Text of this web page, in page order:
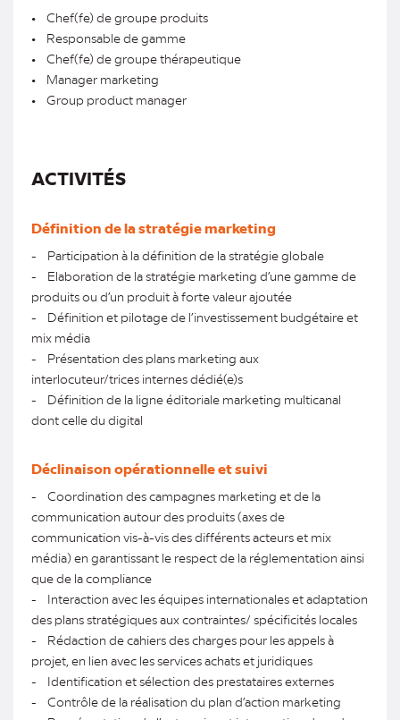
• Chef(fe) de groupe produits
• Responsable de gamme
• Chef(fe) de groupe thérapeutique
• Manager marketing
• Group product manager
ACTIVITÉS
Définition de la stratégie marketing
- Participation à la définition de la stratégie globale
- Elaboration de la stratégie marketing d’une gamme de
produits ou d’un produit à forte valeur ajoutée
- Définition et pilotage de l’investissement budgétaire et
mix média
- Présentation des plans marketing aux
interlocuteur/trices internes dédié(e)s
- Définition de la ligne éditoriale marketing multicanal
dont celle du digital
Déclinaison opérationnelle et suivi
- Coordination des campagnes marketing et de la
communication autour des produits (axes de
communication vis-à-vis des différents acteurs et mix
média) en garantissant le respect de la réglementation ainsi
que de la compliance
- Interaction avec les équipes internationales et adaptation
des plans stratégiques aux contraintes/ spécificités locales
- Rédaction de cahiers des charges pour les appels à
projet, en lien avec les services achats et juridiques
- Identification et sélection des prestataires externes
- Contrôle de la réalisation du plan d’action marketing